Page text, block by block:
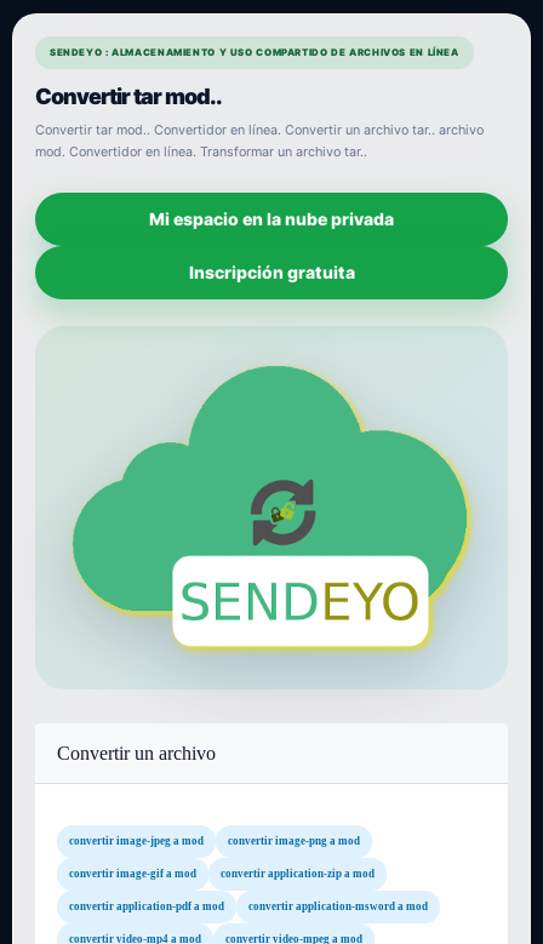
SENDEYO : ALMACENAMIENTO Y USO COMPARTIDO DE ARCHIVOS EN LÍNEA
Convertir tar mod..
Convertir tar mod.. Convertidor en línea. Convertir un archivo tar.. archivo
mod. Convertidor en línea. Transformar un archivo tar..
Mi espacio en la nube privada
Inscripción gratuita
Convertir un archivo
convertir image-jpeg a mod convertir image-png a mod
convertir image-gif a mod convertir application-zip a mod
convertir application-pdf a mod convertir application-msword a mod
convertir video-mp4 a mod convertir video-mpeg a mod